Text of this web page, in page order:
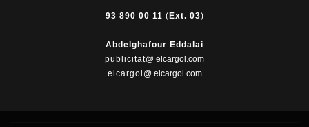
93 890 00 11 ( Ext. 03)
Abdelghafour Eddalai
publicitat@ elcargol.com
elcargol @ elcargol.com